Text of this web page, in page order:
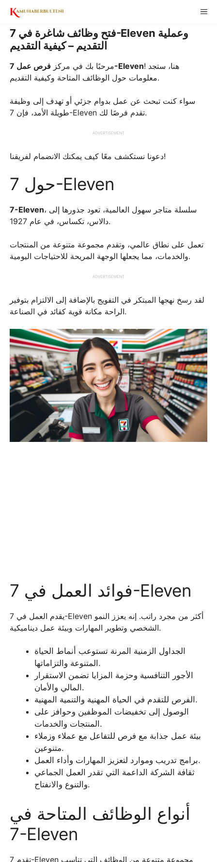
Skip
content
فتح وظائف شاغرة في 7-Eleven وعملية
التقديم – كيفية التقديم
مرحبًا بك في مركزفرص عمل 7-Eleven! هنا، ستجد
معلومات حول الوظائف المتاحة وكيفية التقديم.
سواء كنت تبحث عن عمل بدوام جزئي أو تهدف إلى وظيفة
طويلة الأمد، فإن 7-Eleven تقدم فرصًا لك.
ADVERTISEMENT
دعونا نستكشف معًا كيف يمكنك الانضمام لفريقنا!
حول 7-Eleven
7-Eleven، سلسلة متاجر سهول العالمية، تعود جذورها إلى
دالاس، تكساس، في عام 1927.
تعمل على نطاق عالمي، وتقدم مجموعة متنوعة من المنتجات
والخدمات، مما يجعلها الوجهة المريحة للاحتياجات اليومية.
ADVERTISEMENT
لقد رسخ نهجها المبتكر في التفويج بالإضافة إلى الالتزام بتوفير
الراحة مكانة قوية كقائد في الصناعة.
فوائد العمل في 7-Eleven
يقدم العمل في 7-Eleven أكثر من مجرد راتب. إنه يعزز النمو
الشخصي وتطوير المهارات وبيئة عمل ديناميكية.
الجداول الزمنية المرنة تستوعب أنماط الحياة
المتنوعة والتزاماتها.
الأجور التنافسية وحزمة المزايا تضمن الاستقرار
المالي والأمان.
الفرص للتقدم في الحياة المهنية والتنمية المهنية.
الوصول إلى تخفيضات الموظفين وحوافز على
المنتجات والخدمات.
بيئة عمل جذابة مع فرص للتفاعل مع عملاء وزملاء
متنوعين.
برامج تدريب وموارد لتعزيز المهارات وأداء العمل.
ثقافة الشركة الداعمة التي تقدر العمل الجماعي
والتنوع والانفتاح.
أنواع الوظائف المتاحة في
7-Eleven
تقدم 7-Eleven مجموعة متنوعة من الوظائف التي تناسب